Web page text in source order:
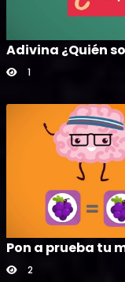
Adivina ¿Quién
1
Pon a prueba tu
2